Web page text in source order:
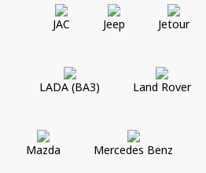
JAC Jeep Jetour
LADA (ВАЗ) Land Rover
Mazda Mercedes Benz